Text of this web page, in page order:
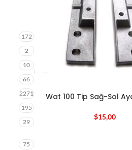
172
2
10
66
2271
195
29
75
Wat 100 Tip Sağ-Sol
$15,00